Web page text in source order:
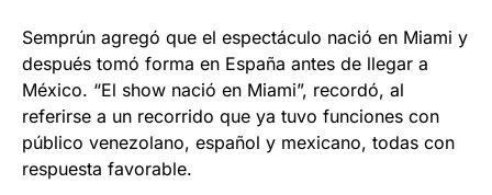
Semprún agregó que el espectáculo nació en Miami y
después tomó forma en España antes de llegar a
México. “El show nació en Miami”, recordó, al
referirse a un recorrido que ya tuvo funciones con
público venezolano, español y mexicano, todas con
respuesta favorable.